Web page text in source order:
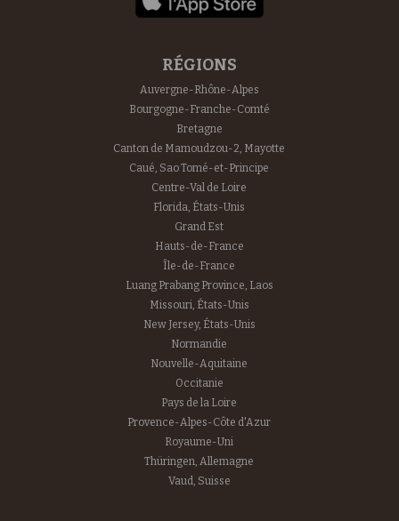
RÉGIONS
Auvergne-Rhône-Alpes
Bourgogne-Franche-Comté
Bretagne
Canton de Mamoudzou-2, Mayotte
Caué, Sao Tomé-et-Principe
Centre-Val de Loire
Florida, États-Unis
Grand Est
Hauts-de-France
Île-de-France
Luang Prabang Province, Laos
Missouri, États-Unis
New Jersey, États-Unis
Normandie
Nouvelle-Aquitaine
Occitanie
Pays de la Loire
Provence-Alpes-Côte d'Azur
Royaume-Uni
Thüringen, Allemagne
Vaud, Suisse